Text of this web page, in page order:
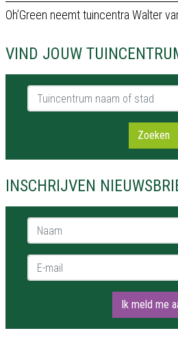
Oh’Green neemt tuincentra Walter
VIND JOUW
Tuincentrum naam of stad
Zoeken
INSCHRIJVEN
Naam *
E-mail *
Ik meld me